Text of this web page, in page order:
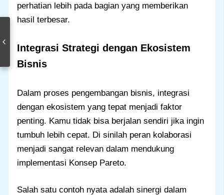
perhatian lebih pada bagian yang memberikan
hasil terbesar.
Integrasi Strategi dengan Ekosistem
Bisnis
Dalam proses pengembangan bisnis, integrasi
dengan ekosistem yang tepat menjadi faktor
penting. Kamu tidak bisa berjalan sendiri jika ingin
tumbuh lebih cepat. Di sinilah peran kolaborasi
menjadi sangat relevan dalam mendukung
implementasi Konsep Pareto.
Salah satu contoh nyata adalah sinergi dalam